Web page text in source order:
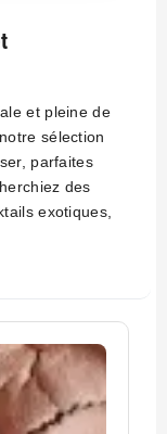
et pleine de
sélection
parfaites
des
exotiques,